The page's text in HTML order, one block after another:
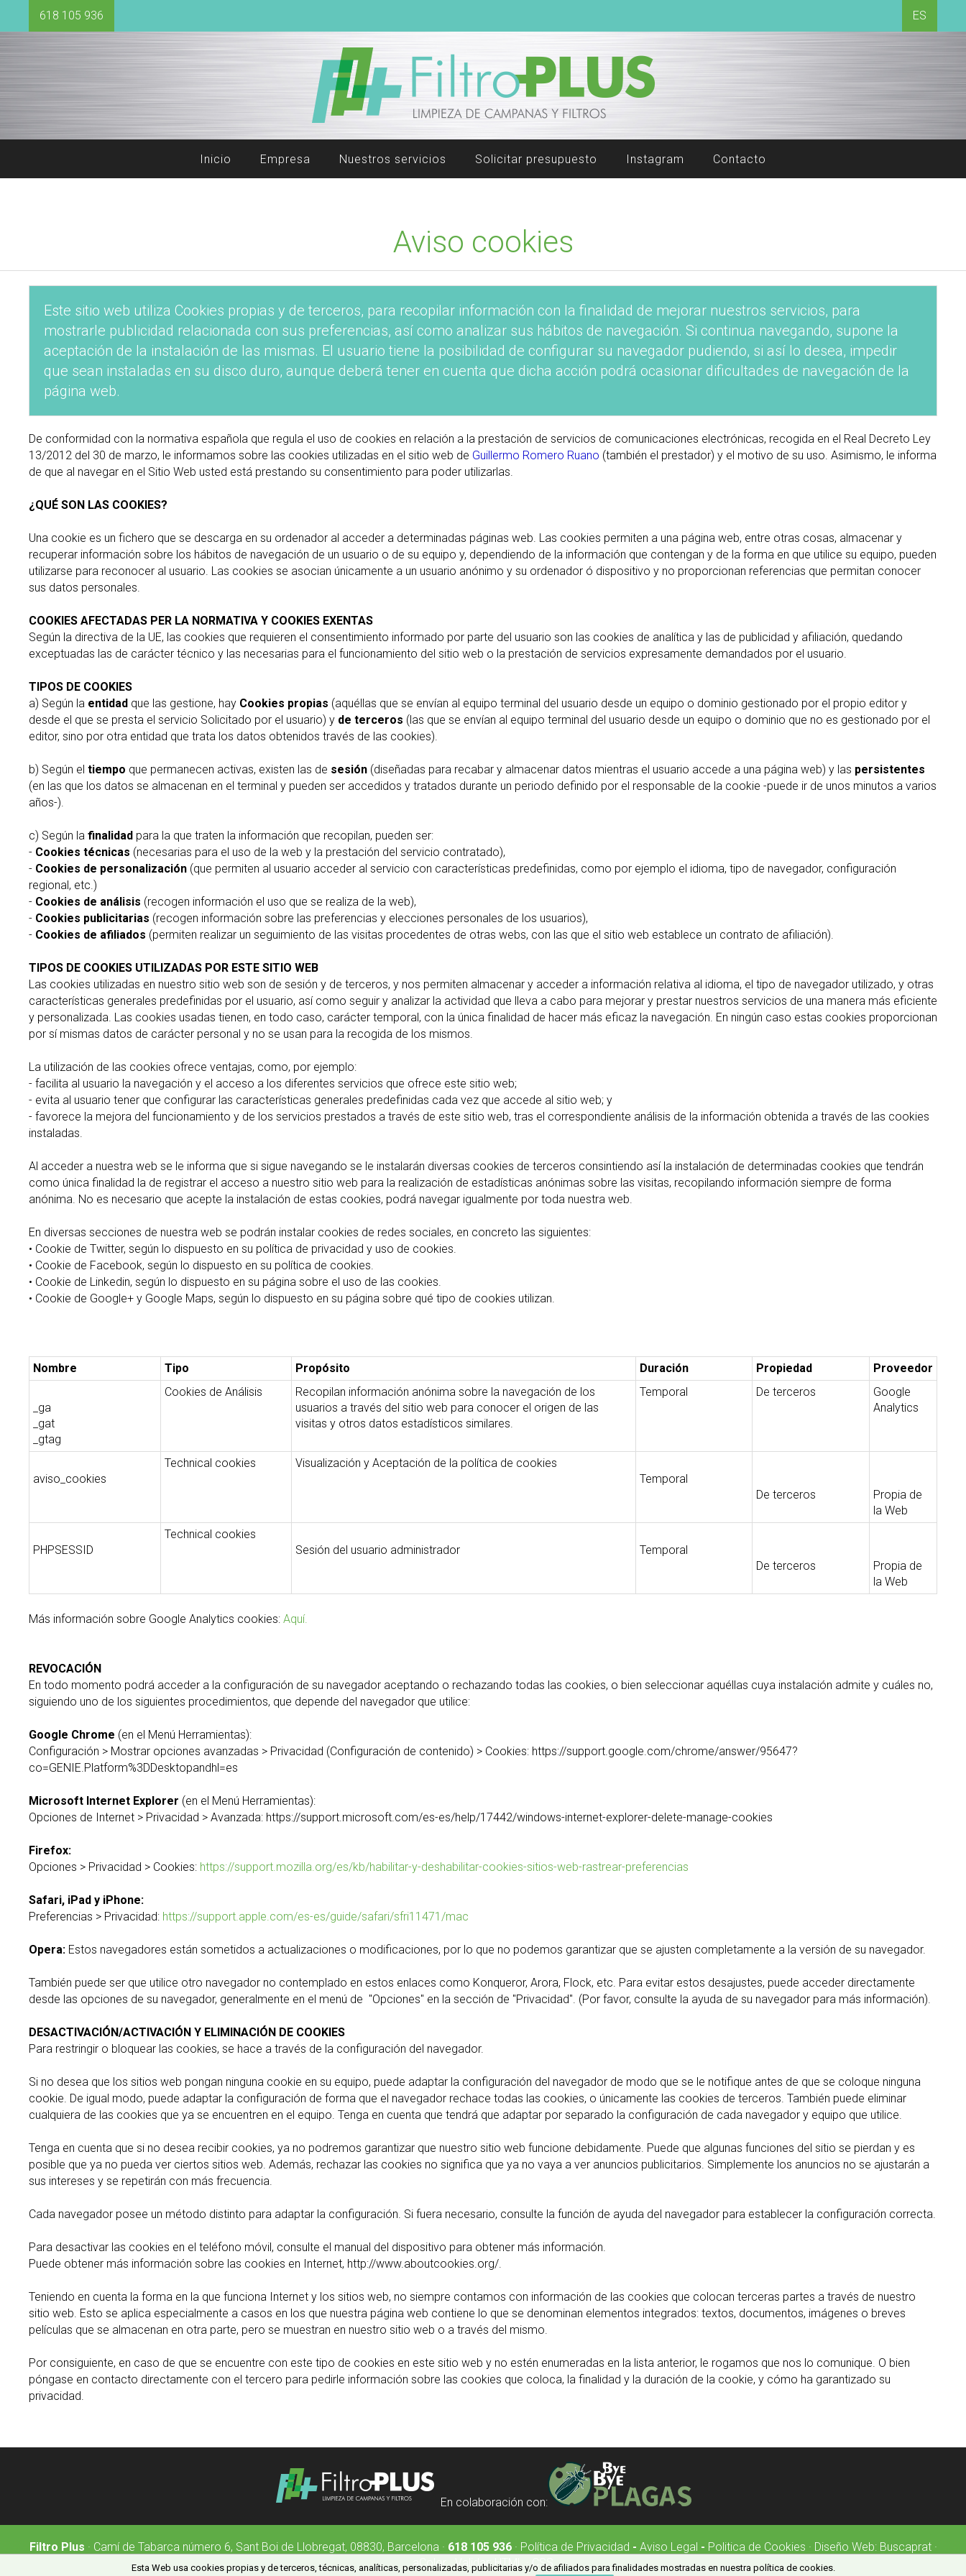
ES
618 105 936
Inicio Empresa Nuestros servicios Solicitar presupuesto Instagram Contacto
Aviso cookies
Este sitio web utiliza Cookies propias y de terceros, para recopilar información con la finalidad de mejorar nuestros servicios, para
mostrarle publicidad relacionada con sus preferencias, así como analizar sus hábitos de navegación. Si continua navegando, supone la
aceptación de la instalación de las mismas. El usuario tiene la posibilidad de configurar su navegador pudiendo, si así lo desea, impedir
que sean instaladas en su disco duro, aunque deberá tener en cuenta que dicha acción podrá ocasionar dificultades de navegación de la
página web.
De conformidad con la normativa española que regula el uso de cookies en relación a la prestación de servicios de comunicaciones electrónicas, recogida en el Real Decreto Ley
13/2012 del 30 de marzo, le informamos sobre las cookies utilizadas en el sitio web de Guillermo Romero Ruano (también el prestador) y el motivo de su uso. Asimismo, le informa
de que al navegar en el Sitio Web usted está prestando su consentimiento para poder utilizarlas.
¿QUÉ SON LAS COOKIES?
Una cookie es un fichero que se descarga en su ordenador al acceder a determinadas páginas web. Las cookies permiten a una página web, entre otras cosas, almacenar y
recuperar información sobre los hábitos de navegación de un usuario o de su equipo y, dependiendo de la información que contengan y de la forma en que utilice su equipo, pueden
utilizarse para reconocer al usuario. Las cookies se asocian únicamente a un usuario anónimo y su ordenador ó dispositivo y no proporcionan referencias que permitan conocer
sus datos personales.
COOKIES AFECTADAS PER LA NORMATIVA Y COOKIES EXENTAS
Según la directiva de la UE, las cookies que requieren el consentimiento informado por parte del usuario son las cookies de analítica y las de publicidad y afiliación, quedando
exceptuadas las de carácter técnico y las necesarias para el funcionamiento del sitio web o la prestación de servicios expresamente demandados por el usuario.
TIPOS DE COOKIES
a) Según la entidad que las gestione, hay Cookies propias (aquéllas que se envían al equipo terminal del usuario desde un equipo o dominio gestionado por el propio editor y
desde el que se presta el servicio Solicitado por el usuario) y de terceros (las que se envían al equipo terminal del usuario desde un equipo o dominio que no es gestionado por el
editor, sino por otra entidad que trata los datos obtenidos través de las cookies).
b) Según el tiempo que permanecen activas, existen las de sesión (diseñadas para recabar y almacenar datos mientras el usuario accede a una página web) y las persistentes
(en las que los datos se almacenan en el terminal y pueden ser accedidos y tratados durante un periodo definido por el responsable de la cookie -puede ir de unos minutos a varios
años-).
c) Según la finalidad para la que traten la información que recopilan, pueden ser:
- Cookies técnicas (necesarias para el uso de la web y la prestación del servicio contratado),
- Cookies de personalización (que permiten al usuario acceder al servicio con características predefinidas, como por ejemplo el idioma, tipo de navegador, configuración
regional, etc.)
- Cookies de análisis (recogen información el uso que se realiza de la web),
- Cookies publicitarias (recogen información sobre las preferencias y elecciones personales de los usuarios),
- Cookies de afiliados (permiten realizar un seguimiento de las visitas procedentes de otras webs, con las que el sitio web establece un contrato de afiliación).
TIPOS DE COOKIES UTILIZADAS POR ESTE SITIO WEB
Las cookies utilizadas en nuestro sitio web son de sesión y de terceros, y nos permiten almacenar y acceder a información relativa al idioma, el tipo de navegador utilizado, y otras
características generales predefinidas por el usuario, así como seguir y analizar la actividad que lleva a cabo para mejorar y prestar nuestros servicios de una manera más eficiente
y personalizada. Las cookies usadas tienen, en todo caso, carácter temporal, con la única finalidad de hacer más eficaz la navegación. En ningún caso estas cookies proporcionan
por sí mismas datos de carácter personal y no se usan para la recogida de los mismos.
La utilización de las cookies ofrece ventajas, como, por ejemplo:
- facilita al usuario la navegación y el acceso a los diferentes servicios que ofrece este sitio web;
- evita al usuario tener que configurar las características generales predefinidas cada vez que accede al sitio web; y
- favorece la mejora del funcionamiento y de los servicios prestados a través de este sitio web, tras el correspondiente análisis de la información obtenida a través de las cookies
instaladas.
Al acceder a nuestra web se le informa que si sigue navegando se le instalarán diversas cookies de terceros consintiendo así la instalación de determinadas cookies que tendrán
como única finalidad la de registrar el acceso a nuestro sitio web para la realización de estadísticas anónimas sobre las visitas, recopilando información siempre de forma
anónima. No es necesario que acepte la instalación de estas cookies, podrá navegar igualmente por toda nuestra web.
En diversas secciones de nuestra web se podrán instalar cookies de redes sociales, en concreto las siguientes:
• Cookie de Twitter, según lo dispuesto en su política de privacidad y uso de cookies.
• Cookie de Facebook, según lo dispuesto en su política de cookies.
• Cookie de Linkedin, según lo dispuesto en su página sobre el uso de las cookies.
• Cookie de Google+ y Google Maps, según lo dispuesto en su página sobre qué tipo de cookies utilizan.
Nombre Tipo Propósito Duración Propiedad Proveedor
_ga
_gat
_gtag
Cookies de Análisis
Recopilan información anónima sobre la navegación de los
usuarios a través del sitio web para conocer el origen de las
visitas y otros datos estadísticos similares.
Temporal De terceros
Google
Analytics
aviso_cookies
Technical cookies
Visualización y Aceptación de la política de cookies
Temporal
De terceros
Propia de
la Web
PHPSESSID
Technical cookies
Sesión del usuario administrador
Temporal
De terceros
Propia de
la Web
Más información sobre Google Analytics cookies: Aquí.
REVOCACIÓN
En todo momento podrá acceder a la configuración de su navegador aceptando o rechazando todas las cookies, o bien seleccionar aquéllas cuya instalación admite y cuáles no,
siguiendo uno de los siguientes procedimientos, que depende del navegador que utilice:
Google Chrome (en el Menú Herramientas):
Configuración > Mostrar opciones avanzadas > Privacidad (Configuración de contenido) > Cookies: https://support.google.com/chrome/answer/95647?
co=GENIE.Platform%3DDesktopandhl=es
Microsoft Internet Explorer (en el Menú Herramientas):
Opciones de Internet > Privacidad > Avanzada: https://support.microsoft.com/es-es/help/17442/windows-internet-explorer-delete-manage-cookies
Firefox:
Opciones > Privacidad > Cookies: https://support.mozilla.org/es/kb/habilitar-y-deshabilitar-cookies-sitios-web-rastrear-preferencias
Safari, iPad y iPhone:
Preferencias > Privacidad: https://support.apple.com/es-es/guide/safari/sfri11471/mac
Opera: Estos navegadores están sometidos a actualizaciones o modificaciones, por lo que no podemos garantizar que se ajusten completamente a la versión de su navegador.
También puede ser que utilice otro navegador no contemplado en estos enlaces como Konqueror, Arora, Flock, etc. Para evitar estos desajustes, puede acceder directamente
desde las opciones de su navegador, generalmente en el menú de "Opciones" en la sección de "Privacidad". (Por favor, consulte la ayuda de su navegador para más información).
DESACTIVACIÓN/ACTIVACIÓN Y ELIMINACIÓN DE COOKIES
Para restringir o bloquear las cookies, se hace a través de la configuración del navegador.
Si no desea que los sitios web pongan ninguna cookie en su equipo, puede adaptar la configuración del navegador de modo que se le notifique antes de que se coloque ninguna
cookie. De igual modo, puede adaptar la configuración de forma que el navegador rechace todas las cookies, o únicamente las cookies de terceros. También puede eliminar
cualquiera de las cookies que ya se encuentren en el equipo. Tenga en cuenta que tendrá que adaptar por separado la configuración de cada navegador y equipo que utilice.
Tenga en cuenta que si no desea recibir cookies, ya no podremos garantizar que nuestro sitio web funcione debidamente. Puede que algunas funciones del sitio se pierdan y es
posible que ya no pueda ver ciertos sitios web. Además, rechazar las cookies no significa que ya no vaya a ver anuncios publicitarios. Simplemente los anuncios no se ajustarán a
sus intereses y se repetirán con más frecuencia.
Cada navegador posee un método distinto para adaptar la configuración. Si fuera necesario, consulte la función de ayuda del navegador para establecer la configuración correcta.
Para desactivar las cookies en el teléfono móvil, consulte el manual del dispositivo para obtener más información.
Puede obtener más información sobre las cookies en Internet, http://www.aboutcookies.org/.
Teniendo en cuenta la forma en la que funciona Internet y los sitios web, no siempre contamos con información de las cookies que colocan terceras partes a través de nuestro
sitio web. Esto se aplica especialmente a casos en los que nuestra página web contiene lo que se denominan elementos integrados: textos, documentos, imágenes o breves
películas que se almacenan en otra parte, pero se muestran en nuestro sitio web o a través del mismo.
Por consiguiente, en caso de que se encuentre con este tipo de cookies en este sitio web y no estén enumeradas en la lista anterior, le rogamos que nos lo comunique. O bien
póngase en contacto directamente con el tercero para pedirle información sobre las cookies que coloca, la finalidad y la duración de la cookie, y cómo ha garantizado su
privacidad.
En colaboración con:
Filtro Plus · Camí de Tabarca número 6, Sant Boi de Llobregat, 08830, Barcelona · 618 105 936· Política de Privacidad - Aviso Legal - Politica de Cookies · Diseño Web: Buscaprat·
aColor
Validar:HTML ·CSS
Esta Web usa cookies propias y de terceros, técnicas, analíticas, personalizadas, publicitarias y/o de afiliados para finalidades mostradas en nuestra política de cookies.